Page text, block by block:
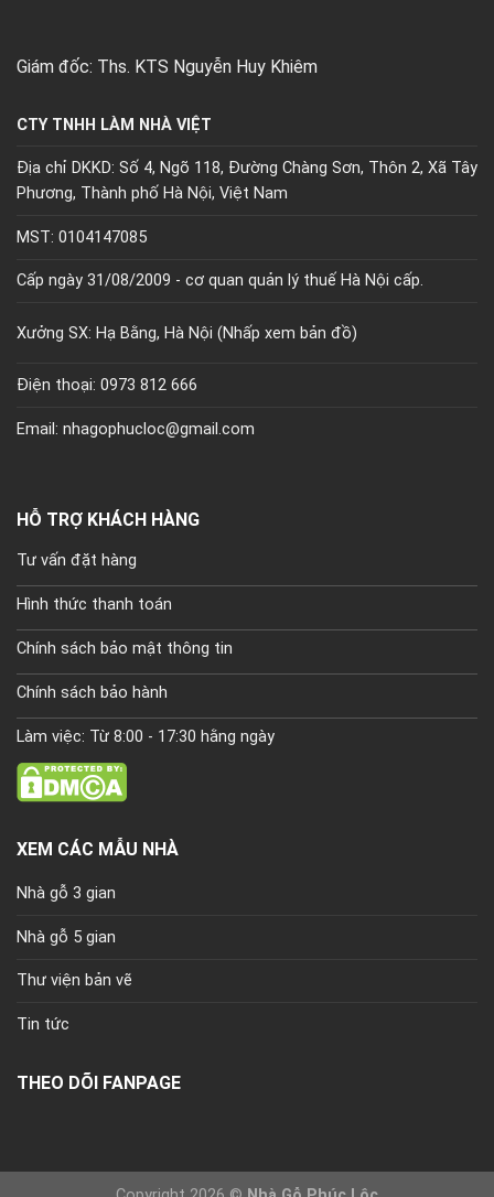
Giám đốc: Ths. KTS Nguyễn Huy Khiêm
CTY TNHH LÀM NHÀ VIỆT
Địa chỉ DKKD: Số 4, Ngõ 118, Đường Chàng Sơn, Thôn 2, Xã Tây
Phương, Thành phố Hà Nội, Việt Nam
MST: 0104147085
Cấp ngày 31/08/2009 - cơ quan quản lý thuế Hà Nội cấp.
Xưởng SX: Hạ Bằng, Hà Nội (Nhấp xem bản đồ)
Điện thoại: 0973 812 666
Email: nhagophucloc@gmail.com
HỖ TRỢ KHÁCH HÀNG
Tư vấn đặt hàng
Hình thức thanh toán
Chính sách bảo mật thông tin
Chính sách bảo hành
Làm việc: Từ 8:00 - 17:30 hằng ngày
XEM CÁC MẪU NHÀ
Nhà gỗ 3 gian
Nhà gỗ 5 gian
Thư viện bản vẽ
Tin tức
THEO DÕI FANPAGE